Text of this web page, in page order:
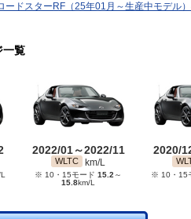
ードスターRF（25年01月～生産中モデル
一覧
L
2022/01～2022/11
WLTC km/L
※ 10・15モード 15.2～
15.8km/L
2020/
※ 10・15